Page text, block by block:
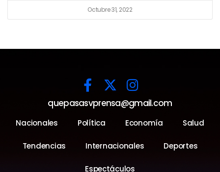
Octubre 31, 2022
quepasasvprensa@gmail.com
Nacionales Política Economía Salud
Tendencias Internacionales Deportes
Espectáculos